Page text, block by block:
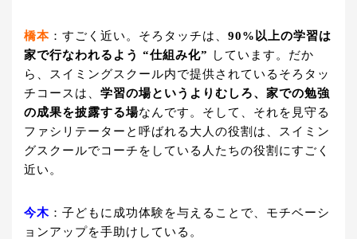
橋本 ：すごく近い。そろタッチは、 90%以上の学習は
家で行なわれるよう “仕組み化”
しています。だか
ら、スイミングスクール内で提供されているそろタッ
チコースは、 学習の場というよりむしろ、家での勉強
の成果を披露する場なんです。そして、それを見守る
ファシリテーターと呼ばれる大人の役割は、スイミン
グスクールでコーチをしている人たちの役割にすごく
近い。
今木 ：子どもに成功体験を与えることで、モチベーシ
ョンアップを手助けしている。